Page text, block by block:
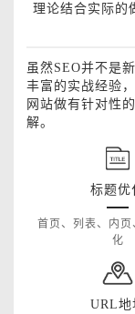
理论结合实际的
虽然SEO并不是
丰富的实战经验
网站做有针对性
解。
标题优
首页、列表、内页
化
URL地